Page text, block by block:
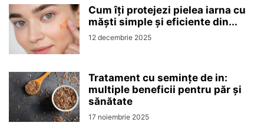
Cum îți protejezi pielea iarna cu
măști simple și eficiente din...
12 decembrie 2025
Tratament cu semințe de in:
multiple beneficii pentru păr și
sănătate
17 noiembrie 2025